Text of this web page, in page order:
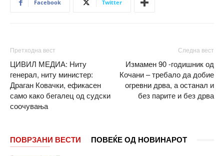
Facebook Twitter
Претходна вест
ЦИВИЛ МЕДИА: Ниту
генерал, ниту министер:
Драган Ковачки, ефикасен
само како бегалец од судски
соочувања
Следна вест
Измамен 90 -годишник од
Кочани – требало да добие
огревни дрва, а останал и
без парите и без дрва
ПОВРЗАНИ ВЕСТИ ПОВЕЌЕ ОД НОВИНАРОТ